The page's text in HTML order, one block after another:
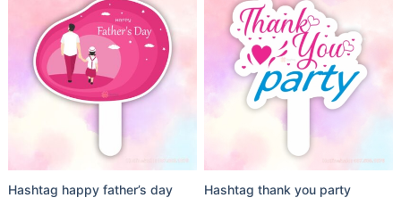
Hashtag happy father’s day Hashtag thank you party